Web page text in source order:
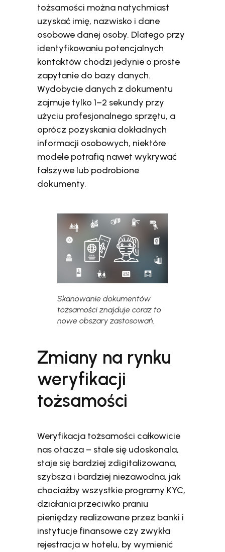
tożsamości można natychmiast
uzyskać imię, nazwisko i dane
osobowe danej osoby. Dlatego przy
identyfikowaniu potencjalnych
kontaktów chodzi jedynie o proste
zapytanie do bazy danych.
Wydobycie danych z dokumentu
zajmuje tylko 1–2 sekundy przy
użyciu profesjonalnego sprzętu, a
oprócz pozyskania dokładnych
informacji osobowych, niektóre
modele potrafią nawet wykrywać
fałszywe lub podrobione
dokumenty.
Skanowanie dokumentów
tożsamości znajduje coraz to
nowe obszary zastosowań.
Zmiany na rynku
weryfikacji
tożsamości
Weryfikacja tożsamości całkowicie
nas otacza – stale się udoskonala,
staje się bardziej zdigitalizowana,
szybsza i bardziej niezawodna, jak
chociażby wszystkie programy KYC,
działania przeciwko praniu
pieniędzy realizowane przez banki i
instytucje finansowe czy zwykła
rejestracja w hotelu, by wymienić